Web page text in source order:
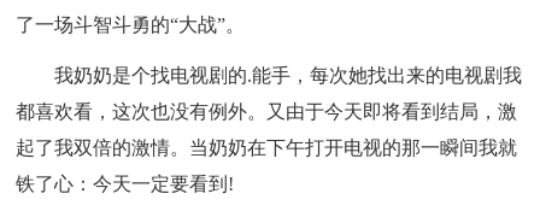
了一场斗智斗勇的“大战”。
我奶奶是个找电视剧的.能手，每次她找出来的电视剧我
都喜欢看，这次也没有例外。又由于今天即将看到结局，激
起了我双倍的激情。当奶奶在下午打开电视的那一瞬间我就
铁了心：今天一定要看到!